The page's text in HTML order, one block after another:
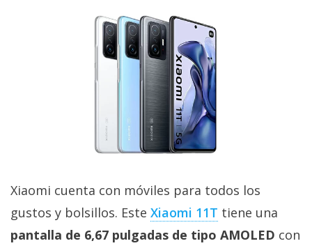
Xiaomi cuenta con móviles para todos los
gustos y bolsillos. Este Xiaomi 11T tiene una
pantalla de 6,67 pulgadas de tipo AMOLED con